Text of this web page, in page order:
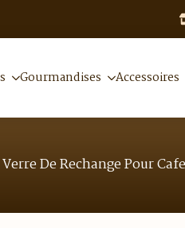
Gourmandises Accessoires
Verre De Rechange Pour